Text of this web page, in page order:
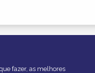
fazer, as melhores